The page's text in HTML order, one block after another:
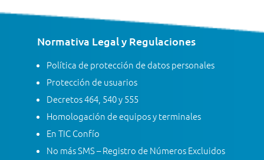
Normativa Legal y Regulaciones
Política de protección de datos personales
Protección de usuarios
Decretos 464, 540 y 555
Homologación de equipos y terminales
En TIC Confío
No más SMS – Registro de Números Excluidos